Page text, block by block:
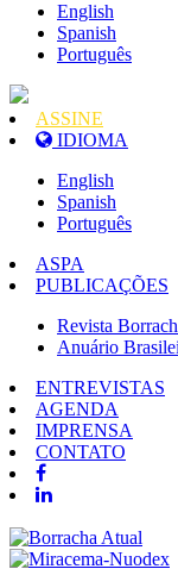
English
Spanish
Português
ASSINE
IDIOMA
English
Spanish
Português
ASPA
PUBLICAÇÕES
Revista
Anuário
ENTREVISTAS
AGENDA
IMPRENSA
CONTATO